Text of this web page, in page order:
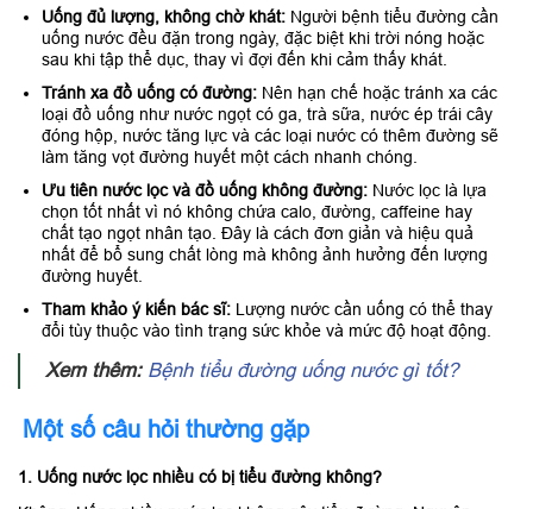
Uống đủ lượng, không chờ khát: Người bệnh tiểu đường cần
uống nước đều đặn trong ngày, đặc biệt khi trời nóng hoặc
sau khi tập thể dục, thay vì đợi đến khi cảm thấy khát.
Tránh xa đồ uống có đường: Nên hạn chế hoặc tránh xa các
loại đồ uống như nước ngọt có ga, trà sữa, nước ép trái cây
đóng hộp, nước tăng lực và các loại nước có thêm đường sẽ
làm tăng vọt đường huyết một cách nhanh chóng.
Ưu tiên nước lọc và đồ uống không đường: Nước lọc là lựa
chọn tốt nhất vì nó không chứa calo, đường, caffeine hay
chất tạo ngọt nhân tạo. Đây là cách đơn giản và hiệu quả
nhất để bổ sung chất lòng mà không ảnh hưởng đến lượng
đường huyết.
Tham khảo ý kiến bác sĩ: Lượng nước cần uống có thể thay
đổi tùy thuộc vào tình trạng sức khỏe và mức độ hoạt động.
Xem thêm: Bệnh tiểu đường uống nước gì tốt?
Một số câu hỏi thường gặp
1. Uống nước lọc nhiều có bị tiểu đường không?